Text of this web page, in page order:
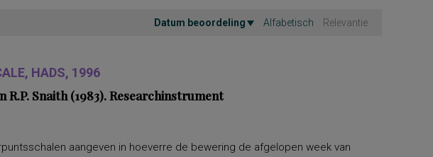
Datum beoordeling Alfabetisch Relevantie
HADS, 1996
R.P. Snaith (1983). Researchinstrument
aangeven in hoeverre de bewering de afgelopen week van